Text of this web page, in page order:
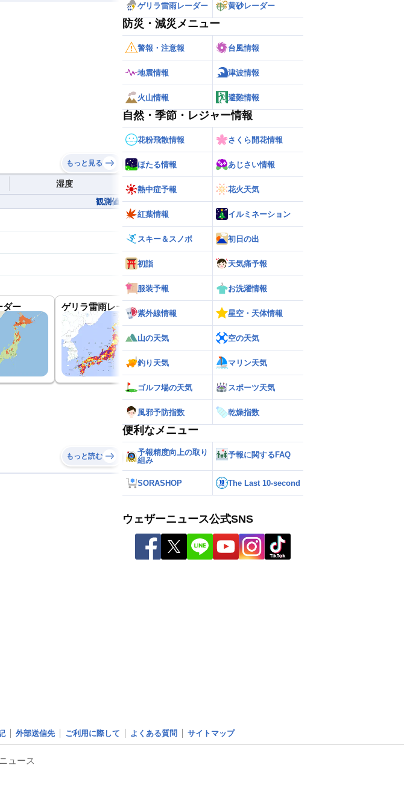
もっと見る
湿度
観測値
ダー ゲリラ雷雨レーダー 世界の雨雲レーダー
もっと読む
ゲリラ雷雨レーダー 黄砂レーダー
防災・減災メニュー
警報・注意報 台風情報
地震情報 津波情報
火山情報 避難情報
自然・季節・レジャー情報
花粉飛散情報 さくら開花情報
ほたる情報 あじさい情報
熱中症予報 花火天気
紅葉情報 イルミネーション
スキー＆スノボ 初日の出
初詣 天気痛予報
服装予報 お洗濯情報
紫外線情報 星空・天体情報
山の天気 空の天気
釣り天気 マリン天気
ゴルフ場の天気 スポーツ天気
風邪予防指数 乾燥指数
便利なメニュー
予報精度向上の取り
組み
予報に関するFAQ
SORASHOP The Last 10-second
ウェザーニュース公式SNS
外部送信先 ご利用に際して よくある質問 サイトマップ
ュース